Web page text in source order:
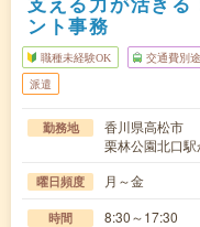
ント事務
職種未経験OK 交通費別
派遣
勤務地
香川県高松市
栗林公園北口
曜日頻度 月～金
時間 8:30～17:30